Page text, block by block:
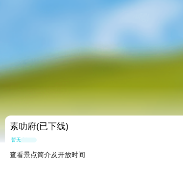
素叻府(已下线)
暂无点评
查看景点简介及开放时间